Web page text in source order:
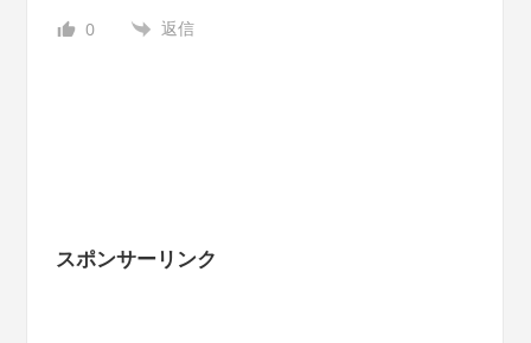
0 返信
スポンサーリンク